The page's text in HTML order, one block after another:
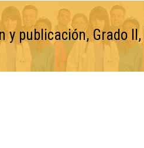
publicación, Grado